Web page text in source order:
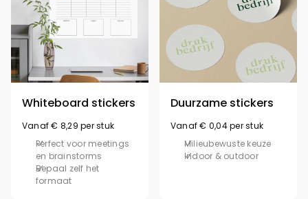
Whiteboard stickers
Vanaf € 8,29 per stuk
Perfect voor meetings
en brainstorms
Bepaal zelf het
formaat
Duurzame stickers
Vanaf € 0,04 per stuk
Milieubewuste keuze
Indoor & outdoor